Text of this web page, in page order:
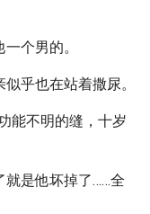
个男的。
乎也在站着撒尿。
能不明的缝，十岁
就是他坏掉了……全